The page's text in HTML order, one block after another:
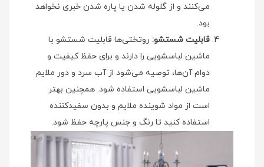
می‌کنند و از گلوله شدن یا پاره شدن خبری نخواهد
بود.
قابلیت شستشو: روتختی‌ها قابلیت شستشو با
ماشین لباسشویی را دارند و برای حفظ کیفیت و
دوام آن‌ها، توصیه می‌شود از آب سرد و دور ملایم
ماشین لباسشویی استفاده شود. همچنین بهتر
است از مواد شوینده ملایم و بدون سفیدکننده
استفاده کنید تا رنگ و جنس پارچه حفظ شود.